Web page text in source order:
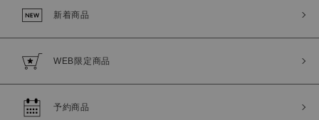
新着商品
WEB限定商品
予約商品